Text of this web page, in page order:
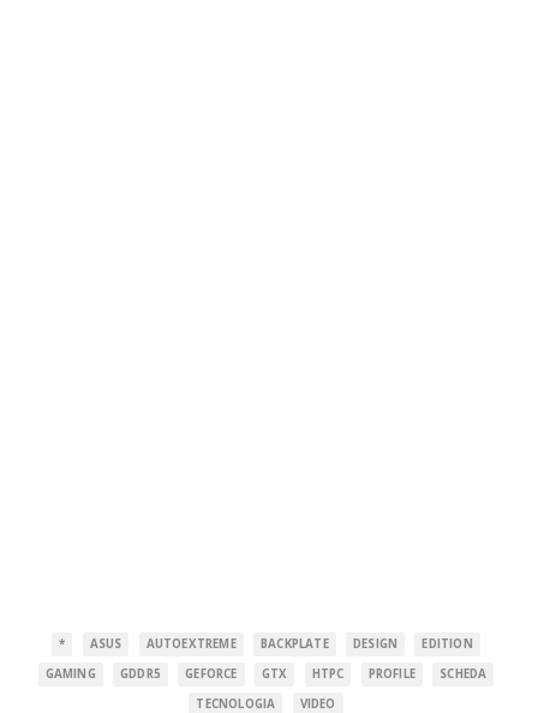
* ASUS AUTOEXTREME BACKPLATE DESIGN
EDITION
GAMING
GDDR5 GEFORCE GTX HTPC PROFILE
SCHEDA
TECNOLOGIA
VIDEO